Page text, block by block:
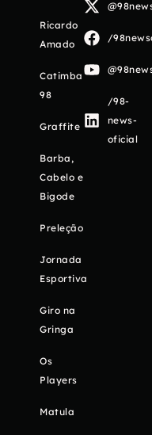
Ricardo
Amado
Catimba
98
Graffite
Barba,
Cabelo e
Bigode
Preleção
Jornada
Esportiva
Giro na
Gringa
Os
Players
Matula
/
/98-
news-
oficial